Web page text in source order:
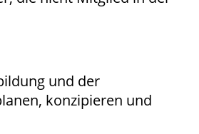
und der
konzipieren und